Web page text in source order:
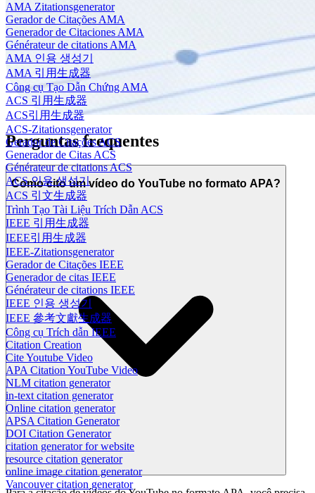
AMA Zitationsgenerator
Gerador de Citações AMA
Generador de Citaciones AMA
Générateur de citations AMA
AMA 인용 생성기
AMA 引用生成器
Công cụ Tạo Dẫn Chứng AMA
ACS 引用生成器
ACS引用生成器
ACS-Zitationsgenerator
Gerador de Citações ACS
Generador de Citas ACS
Générateur de citations ACS
ACS 인용 생성기
ACS 引文生成器
Trình Tạo Tài Liệu Trích Dẫn ACS
IEEE 引用生成器
IEEE引用生成器
IEEE-Zitationsgenerator
Gerador de Citações IEEE
Generador de citas IEEE
Générateur de citations IEEE
IEEE 인용 생성기
IEEE 參考文獻生成器
Công cụ Trích dẫn IEEE
Citation Creation
Cite Youtube Video
APA Citation YouTube Video
NLM citation generator
in-text citation generator
Online citation generator
APSA Citation Generator
DOI Citation Generator
citation generator for website
resource citation generator
online image citation generator
Vancouver citation generator
Perguntas frequentes
Como cito um vídeo do YouTube no formato APA?